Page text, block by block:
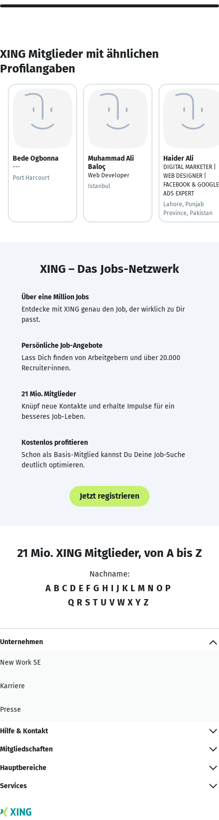
XING Mitglieder mit ähnlichen
Profilangaben
Bede Ogbonna
---
Port Harcourt
Muhammad Ali
Baloç
Web Developer
Istanbul
Haider Ali
DIGITAL MARKETER |
WEB DESIGNER |
FACEBOOK & GOOGLE
ADS EXPERT
Lahore, Punjab
Province, Pakistan
XING – Das Jobs-Netzwerk
Über eine Million Jobs
Entdecke mit XING genau den Job, der wirklich zu Dir
passt.
Persönliche Job-Angebote
Lass Dich finden von Arbeitgebern und über 20.000
Recruiter·innen.
21 Mio. Mitglieder
Knüpf neue Kontakte und erhalte Impulse für ein
besseres Job-Leben.
Kostenlos profitieren
Schon als Basis-Mitglied kannst Du Deine Job-Suche
deutlich optimieren.
Jetzt registrieren
21 Mio. XING Mitglieder, von A bis Z
Nachname:
A B C D E F G H I J K L M N O P
Q R S T U V W X Y Z
Unternehmen
New Work SE
Karriere
Presse
Hilfe & Kontakt
Mitgliedschaften
Hauptbereiche
Services